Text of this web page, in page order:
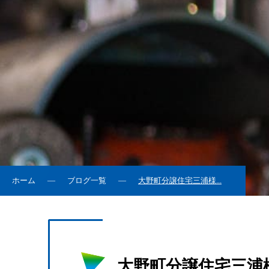
ホーム ブログ一覧 大野町分譲住宅三浦様...